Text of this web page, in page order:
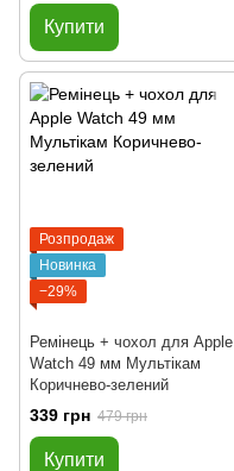
Купити
Розпродаж
Новинка
−29%
Ремінець + чохол для Apple
Watch 49 мм Мультікам
Коричнево-зелений
339 грн 479 грн
Купити